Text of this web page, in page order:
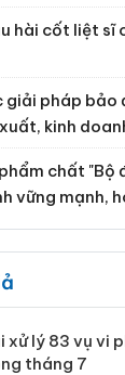
hài cốt liệt sĩ
giải pháp bảo
kinh
chất "Bộ
vững mạnh,
xử lý 83 vụ vi
tháng 7